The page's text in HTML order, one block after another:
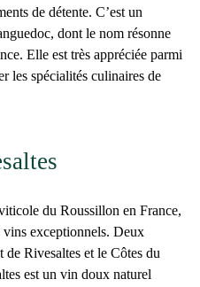
de détente. C’est un
dont le nom résonne
Elle est très appréciée parmi
les spécialités culinaires de
du Roussillon en France,
vins exceptionnels. Deux
de Rivesaltes et le Côtes du
est un vin doux naturel